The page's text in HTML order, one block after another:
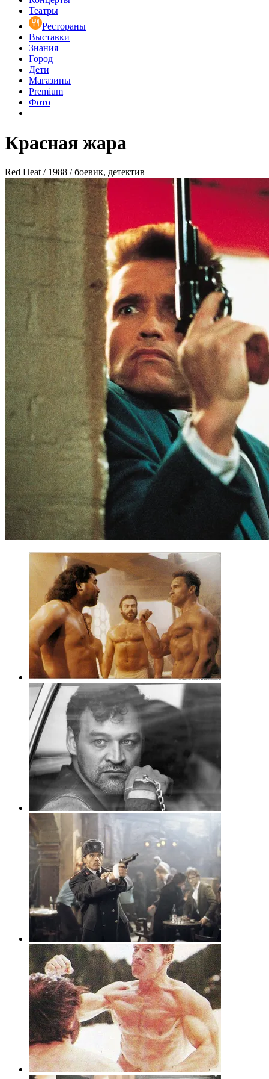
Театры
Рестораны
Выставки
Знания
Город
Дети
Магазины
Premium
Фото
Красная жара
Red Heat / 1988 / боевик, детектив